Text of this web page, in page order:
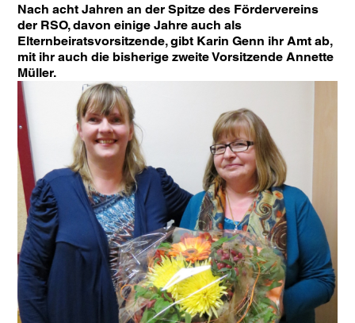
Nach acht Jahren an der Spitze des Fördervereins
der RSO, davon einige Jahre auch als
Elternbeiratsvorsitzende, gibt Karin Genn ihr Amt ab,
mit ihr auch die bisherige zweite Vorsitzende Annette
Müller.